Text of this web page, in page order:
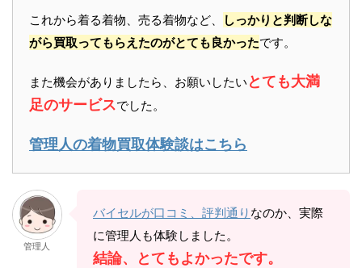
これから着る着物、売る着物など、
しっかりと判断しな
がら買取ってもらえたのがとても良かったです。
また機会がありましたら、お願いしたい とても大満
足のサービスでした。
管理人の着物買取体験談はこちら
管理人
バイセルが口コミ、評判通り なのか、実際
に管理人も体験しました。
結論、とてもよかったです。